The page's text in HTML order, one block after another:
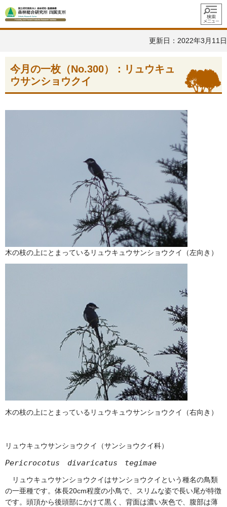
メニュ
ー
更新日：2022年3月11日
今月の一枚（No.300）：リュウキュ
ウサンショウクイ
木の枝の上にとまっているリュウキュウサンショウクイ（左向き）
木の枝の上にとまっているリュウキュウサンショウクイ（右向き）
リュウキュウサンショウクイ（サンショウクイ科）
Pericrocotus divaricatus tegimae
リ ュウキュウサンショウクイはサンショウクイという種名の鳥類
の一亜種です。体長20cm程度の小鳥で、スリムな姿で長い尾が特徴
です。頭頂から後頭部にかけて黒く、背面は濃い灰色で、腹部は薄